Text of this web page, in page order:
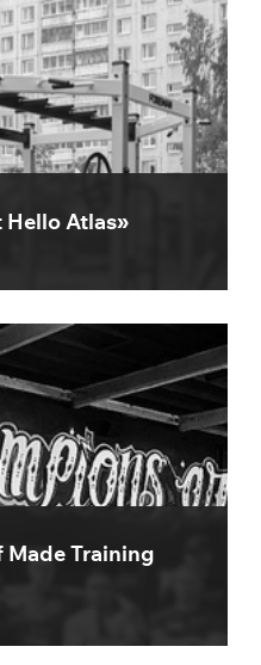
Hello Atlas»
Made Training